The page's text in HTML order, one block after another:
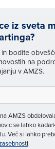
iz sveta
bodite
na
v AMZS.
AMZS
se lahko
Več si lahko
.